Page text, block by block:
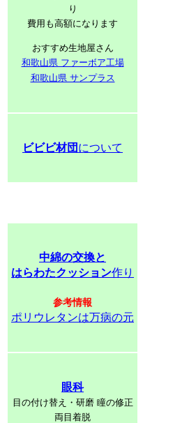
り
費用も高額になります
おすすめ生地屋さん
和歌山県 ファーボア工場
和歌山県 サンプラス
ビビビ材団 について
中綿の交換と
はらわたクッション作り
参考情報
ポリウレタンは万病の元
眼科
目の付け替え・研磨 瞳の修正
両目着脱